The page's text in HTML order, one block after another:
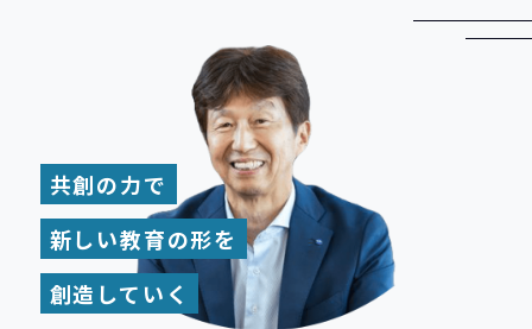
共創の力で
新しい教育の形を
創造していく